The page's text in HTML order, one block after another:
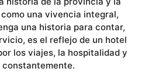
una vivencia integral,
una historia para contar,
es el reflejo de un hotel
los viajes, la hospitalidad y